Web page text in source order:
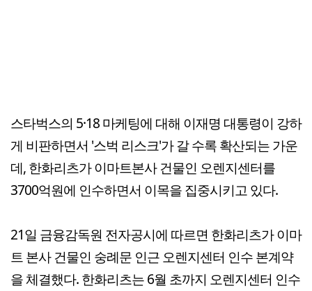
스타벅스의 5·18 마케팅에 대해 이재명 대통령이 강하
게 비판하면서 '스벅 리스크'가 갈 수록 확산되는 가운
데, 한화리츠가 이마트본사 건물인 오렌지센터를
3700억원에 인수하면서 이목을 집중시키고 있다.
21일 금융감독원 전자공시에 따르면 한화리츠가 이마
트 본사 건물인 숭례문 인근 오렌지센터 인수 본계약
을 체결했다. 한화리츠는 6월 초까지 오렌지센터 인수